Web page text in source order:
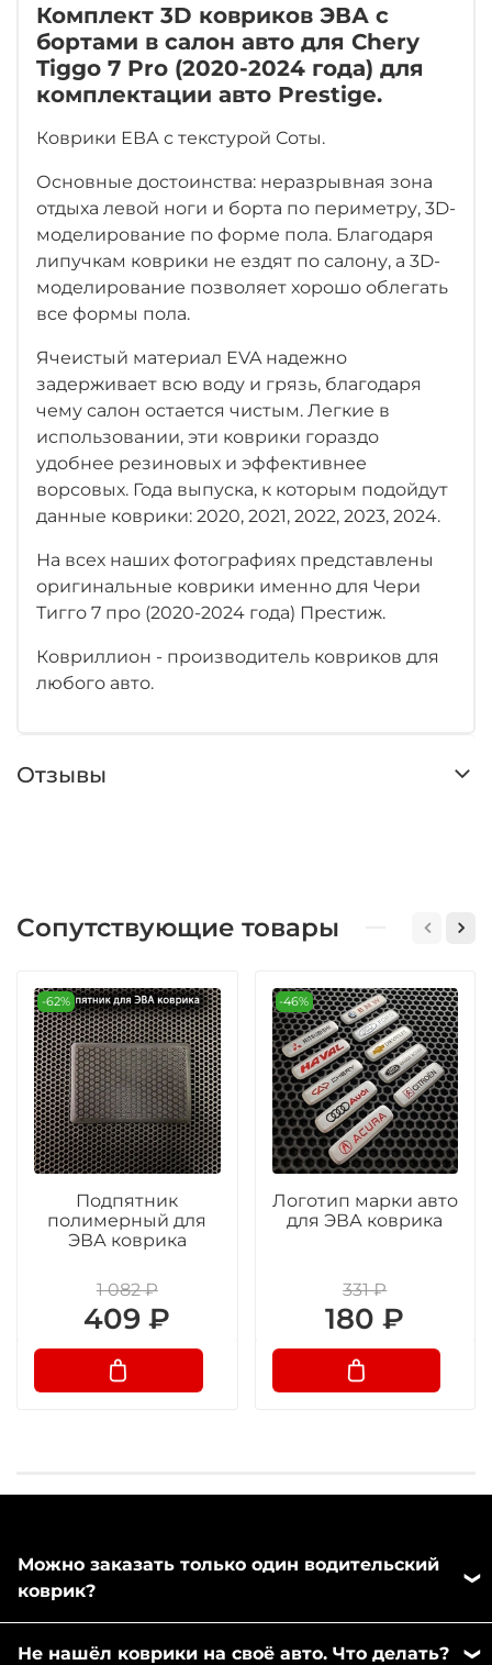
Комплект 3D ковриков ЭВА с
бортами в салон авто для Chery
Tiggo 7 Pro (2020-2024 года) для
комплектации авто Prestige.
Коврики ЕВА с текстурой Соты.
Основные достоинства: неразрывная зона
отдыха левой ноги и борта по периметру, 3D-
моделирование по форме пола. Благодаря
липучкам коврики не ездят по салону, а 3D-
моделирование позволяет хорошо облегать
все формы пола.
Ячеистый материал EVA надежно
задерживает всю воду и грязь, благодаря
чему салон остается чистым. Легкие в
использовании, эти коврики гораздо
удобнее резиновых и эффективнее
ворсовых. Года выпуска, к которым подойдут
данные коврики: 2020, 2021, 2022, 2023, 2024.
На всех наших фотографиях представлены
оригинальные коврики именно для Чери
Тигго 7 про (2020-2024 года) Престиж.
Ковриллион - производитель ковриков для
любого авто.
Отзывы
Сопутствующие товары
-62%
Подпятник
полимерный для
ЭВА коврика
1 082 ₽
409 ₽
-46%
Логотип марки авто
для ЭВА коврика
331 ₽
180 ₽
Можно заказать только один водительский
коврик?
Не нашёл коврики на своё авто. Что делать?